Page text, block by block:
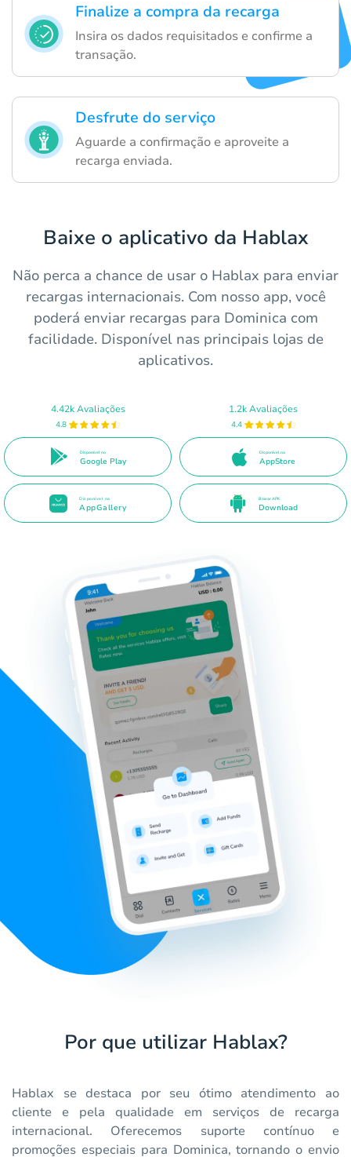
Finalize a compra da recarga
Insira os dados requisitados e confirme a
transação.
Desfrute do serviço
Aguarde a confirmação e aproveite a
recarga enviada.
Baixe o aplicativo da Hablax
Não perca a chance de usar o Hablax para enviar
recargas internacionais. Com nosso app, você
poderá enviar recargas para Dominica com
facilidade. Disponível nas principais lojas de
aplicativos.
4.42k Avaliações
4.8
Disponível no
Google Play
1.2k Avaliações
4.4
Disponível na
AppStore
Disponível na
AppGallery
Baixar APK
Download
Por que utilizar Hablax?
Hablax se destaca por seu ótimo atendimento ao
cliente e pela qualidade em serviços de recarga
internacional. Oferecemos suporte contínuo e
promoções especiais para Dominica, tornando o envio